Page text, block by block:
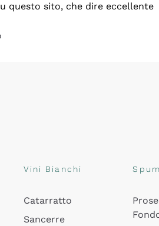
questo sito, che dire eccellente
Vini Bianchi
Catarratto
Sancerre